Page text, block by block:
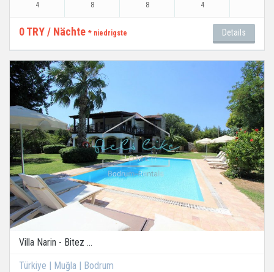
4 8 8 4
0 TRY / Nächte * niedrigste Details
Villa Narin - Bitez ...
Türkiye | Muğla | Bodrum